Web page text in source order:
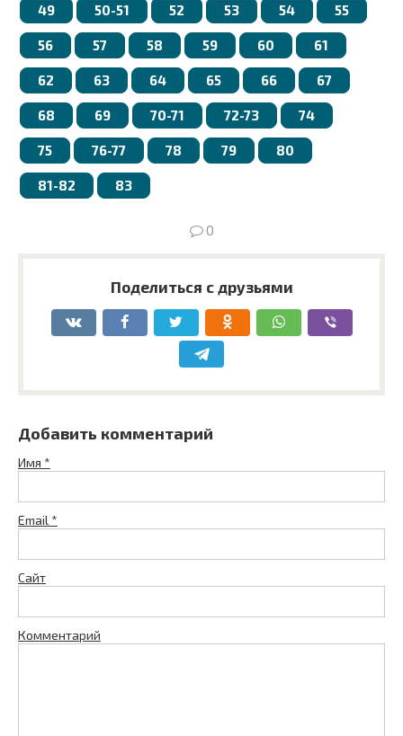
49 50-51 52 53 54 55
56 57 58 59 60 61
62 63 64 65 66 67
68 69 70-71 72-73 74
75 76-77 78 79 80
81-82 83
0
Поделиться с друзьями
Добавить комментарий
Имя *
Email *
Сайт
Комментарий